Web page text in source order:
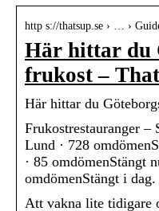
http s://thatsup.se › … ›
Här hittar du
frukost –
Här hittar du
Frukostrestauranger –
Lund · 728
· 85 omdömenStängt
omdömenStängt i dag.
Att vakna lite tidigare